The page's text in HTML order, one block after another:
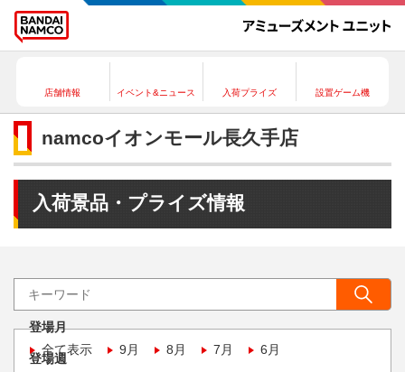
店舗情報 イベント&ニュース 入荷プライズ 設置ゲーム機
namcoイオンモール長久手店
入荷景品・プライズ情報
登場月
全て表示
9月 8月 7月 6月
登場週